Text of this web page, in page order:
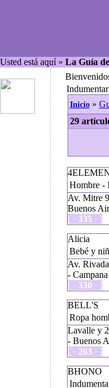
Usted está aquí » La Guía
Inicio»
29
Hombre -
Av. Mitre
Buenos
[ · 335 · ]
Alicia
Bebé y
Av.
-
[ · 330 · ]
BELL'S
Ropa
Lavalle y
- Buenos
[ · 263 · ]
BHONO